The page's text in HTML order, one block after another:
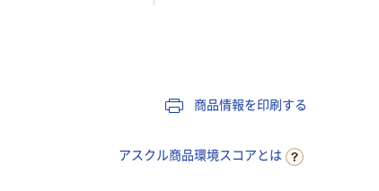
ハトメ有り
ブラック系
商品情報を印刷する
アスクル商品環境スコアとは